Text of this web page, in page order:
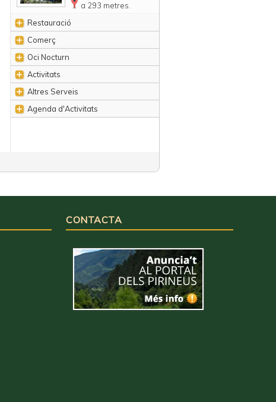
a 293 metres.
Restauració
Comerç
Oci Nocturn
Activitats
Altres Serveis
Agenda d'Activitats
CONTACTA